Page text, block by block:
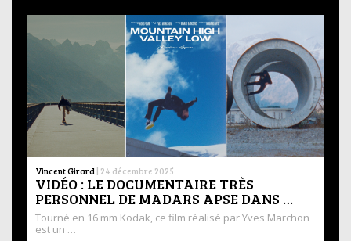
Vincent Girard | 24 décembre 2025
VIDÉO : LE DOCUMENTAIRE TRÈS
PERSONNEL DE MADARS APSE DANS …
Tourné en 16 mm Kodak, ce film réalisé par Yves Marchon
est un …